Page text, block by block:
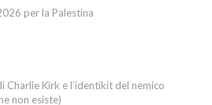
per la Palestina
Charlie Kirk e l’identikit del nemico
non esiste)